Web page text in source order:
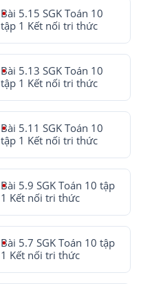
Bài 5.15 SGK Toán 10
tập 1 Kết nối tri thức
Bài 5.13 SGK Toán 10
tập 1 Kết nối tri thức
Bài 5.11 SGK Toán 10
tập 1 Kết nối tri thức
Bài 5.9 SGK Toán 10 tập
1 Kết nối tri thức
Bài 5.7 SGK Toán 10 tập
1 Kết nối tri thức